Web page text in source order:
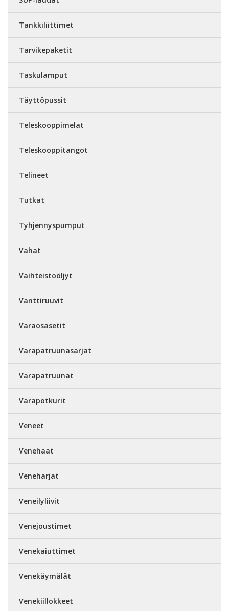
Tankkiliittimet
Tarvikepaketit
Taskulamput
Täyttöpussit
Teleskooppimelat
Teleskooppitangot
Telineet
Tutkat
Tyhjennyspumput
Vahat
Vaihteistoöljyt
Vanttiruuvit
Varaosasetit
Varapatruunasarjat
Varapatruunat
Varapotkurit
Veneet
Venehaat
Veneharjat
Veneilyliivit
Venejoustimet
Venekaiuttimet
Venekäymälät
Venekiillokkeet